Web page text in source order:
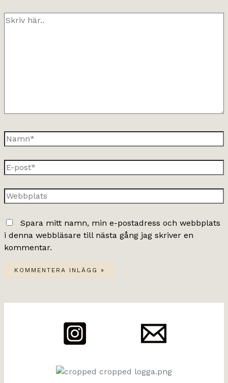
Skriv
Namn*
E-
post*
Webbplats
Spara mitt namn, min e-postadress och webbplats
i denna webbläsare till nästa gång jag skriver en
kommentar.